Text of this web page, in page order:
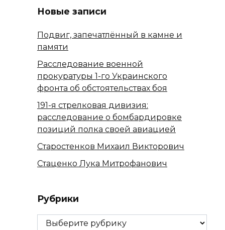
Новые записи
Подвиг, запечатлённый в камне и
памяти
Расследование военной
прокуратуры 1-го Украинского
фронта об обстоятельствах боя
191-я стрелковая дивизия:
расследование о бомбардировке
позиций полка своей авиацией
Старостенков Михаил Викторович
Стаценко Лука Митрофанович
Рубрики
Рубрики